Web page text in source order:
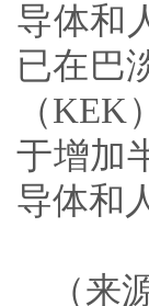
导体和
已在巴
（
于增加
导体和
（来